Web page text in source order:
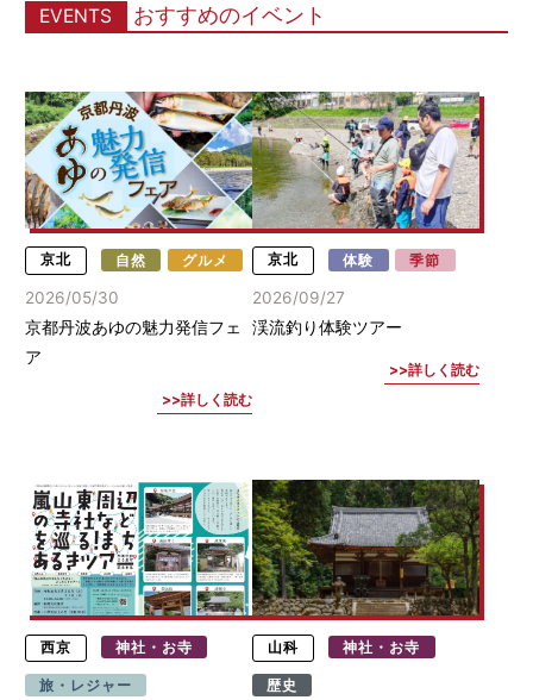
EVENTS おすすめのイベント
京北 自然 グルメ
2026/05/30
京都丹波あゆの魅力発信フェ
ア
詳しく読む
京北 体験 季節
2026/09/27
渓流釣り体験ツアー
詳しく読む
西京 神社・お寺
旅・レジャー
山科 神社・お寺
歴史